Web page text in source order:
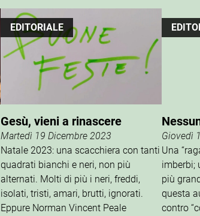
EDITORIALE
Gesù, vieni a rinascere
Martedì 19 Dicembre 2023
Natale 2023: una scacchiera con tanti
quadrati bianchi e neri, non più
alternati. Molti di più i neri, freddi,
isolati, tristi, amari, brutti, ignorati.
Eppure Norman Vincent Peale
Giovedì
Una
imberbi;
più
questa
contro